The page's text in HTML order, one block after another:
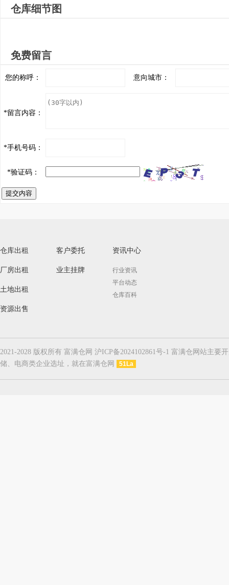
仓库细节图
免费留言
您的称呼： 意向城市：
*留言内容：
*手机号码：
*验证码：
提交内容
仓库出租
厂房出租
土地出租
资源出售
客户委托
业主挂牌
资讯中心
行业资讯
平台动态
仓库百科
2021-2028 版权所有 富满仓网 沪ICP备2024102861号-1 富满仓网站主
储、电商类企业选址，就在富满仓网
51La